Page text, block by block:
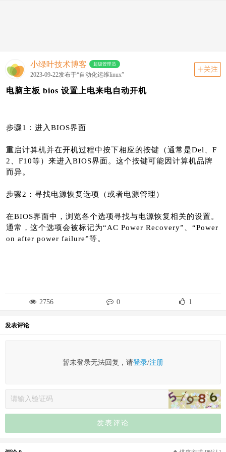
小绿叶技术博客 超级管理员
2023-09-22发布于“自动化运维linux”
关注
电脑主板 bios 设置上电来电自动开机
步骤1：进入BIOS界面
重启计算机并在开机过程中按下相应的按键（通常是Del、F
2、F10等）来进入BIOS界面。这个按键可能因计算机品牌
而异。
步骤2：寻找电源恢复选项（或者电源管理）
在BIOS界面中，浏览各个选项寻找与电源恢复相关的设置。
通常，这个选项会被标记为“AC Power Recovery”、“Power
on after power failure”等。
2756 0 1
发表评论
暂未登录无法回复，请登录/注册
发表评论